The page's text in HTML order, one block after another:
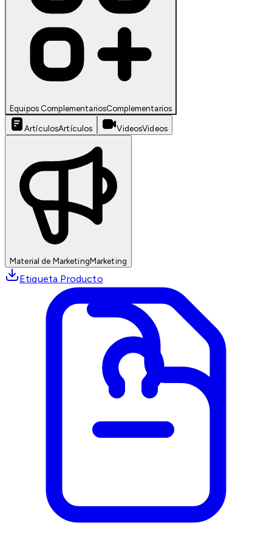
Equipos ComplementariosComplementarios
ArtículosArtículos VideosVideos
Material de MarketingMarketing
Etiqueta Producto